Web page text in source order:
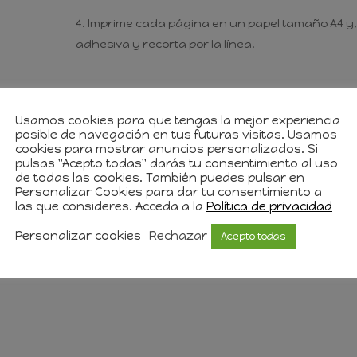
Imprime cada página en un papel tamaño A4
adhesiva y recorta por la línea.
Ver Patrón
artículos destinados a la venta siempre que
Usamos cookies para que tengas la mejor experiencia
posible de navegación en tus futuras visitas. Usamos
cookies para mostrar anuncios personalizados. Si
pulsas "Acepto todas" darás tu consentimiento al uso
de todas las cookies. También puedes pulsar en
Personalizar Cookies para dar tu consentimiento a
las que consideres. Acceda a la Política de privacidad
Personalizar cookies Rechazar Acepto todas